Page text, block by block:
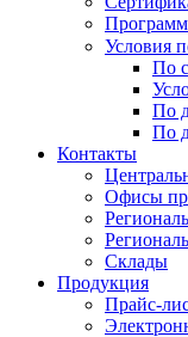
Условия
По
По
По
Контакты
Офисы
Склады
Продукция
Прайс-